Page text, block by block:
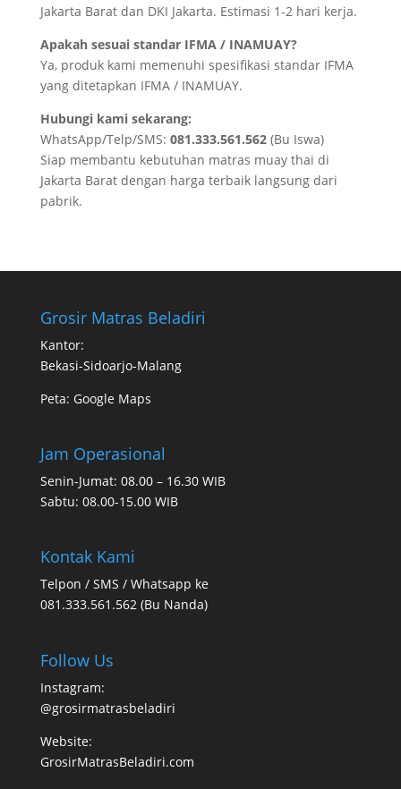
Jakarta Barat dan DKI Jakarta. Estimasi 1-2 hari kerja.
Apakah sesuai standar IFMA / INAMUAY?
Ya, produk kami memenuhi spesifikasi standar IFMA
yang ditetapkan IFMA / INAMUAY.
Hubungi kami sekarang:
WhatsApp/Telp/SMS: 081.333.561.562(Bu Iswa)
Siap membantu kebutuhan matras muay thai di
Jakarta Barat dengan harga terbaik langsung dari
pabrik.
Grosir Matras Beladiri
Kantor:
Bekasi-Sidoarjo-Malang
Peta: Google Maps
Jam Operasional
Senin-Jumat: 08.00 – 16.30 WIB
Sabtu: 08.00-15.00 WIB
Kontak Kami
Telpon / SMS / Whatsapp ke
081.333.561.562 (Bu Nanda)
Follow Us
Instagram:
@grosirmatrasbeladiri
Website:
GrosirMatrasBeladiri.com